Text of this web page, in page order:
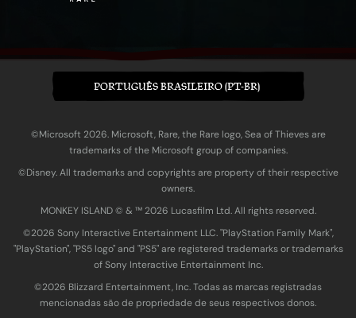
PORTUGUÊS BRASILEIRO (PT-BR)
©Microsoft 2026. Microsoft, Rare, the Rare logo, Sea of Thieves are
trademarks of the Microsoft group of companies.
©Disney. All trademarks and copyrights are property of their respective
owners.
MONKEY ISLAND © & ™ 20‍26 Lucasfilm Ltd. All rights reserved.
©2026 Sony Interactive Entertainment LLC. "PlayStation Family Mark",
"PlayStation", "PS5 logo" and "PS5" are registered trademarks or trademarks
of Sony Interactive Entertainment Inc.
©2026 Blizzard Entertainment, Inc. Todas as marcas registradas
mencionadas são de propriedade de seus respectivos donos.